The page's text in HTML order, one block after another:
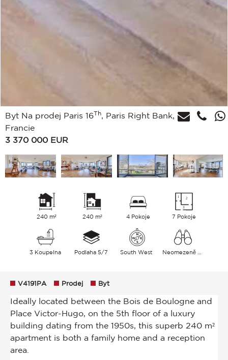
Byt Na prodej Paris 16Th, Paris Right Bank,
Francie
3 370 000 EUR
240 m² 240 m² 4 Pokoje 7 Pokoje
3 Koupelna Podlaha 5/7 South West
V4191PA Prodej Byt